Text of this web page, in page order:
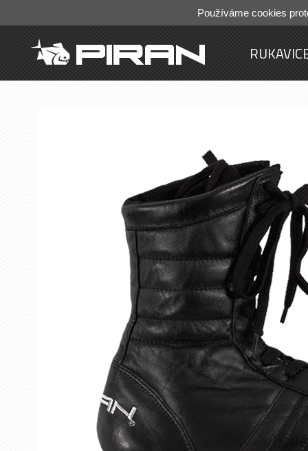
Používáme cookies